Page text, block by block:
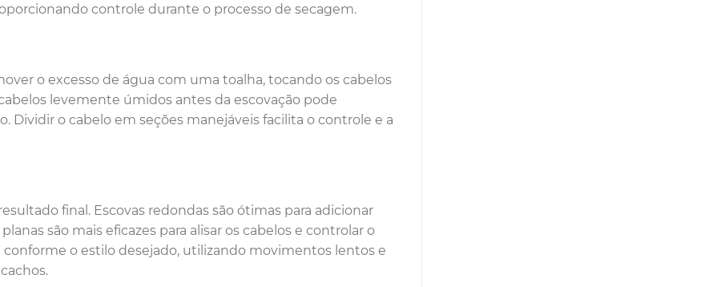
controle durante o processo de secagem.
o excesso de água com uma toalha, tocando os cabelos
levemente úmidos antes da escovação pode
o cabelo em seções manejáveis facilita o controle e a
final. Escovas redondas são ótimas para adicionar
são mais eficazes para alisar os cabelos e controlar o
conforme o estilo desejado, utilizando movimentos lentos e